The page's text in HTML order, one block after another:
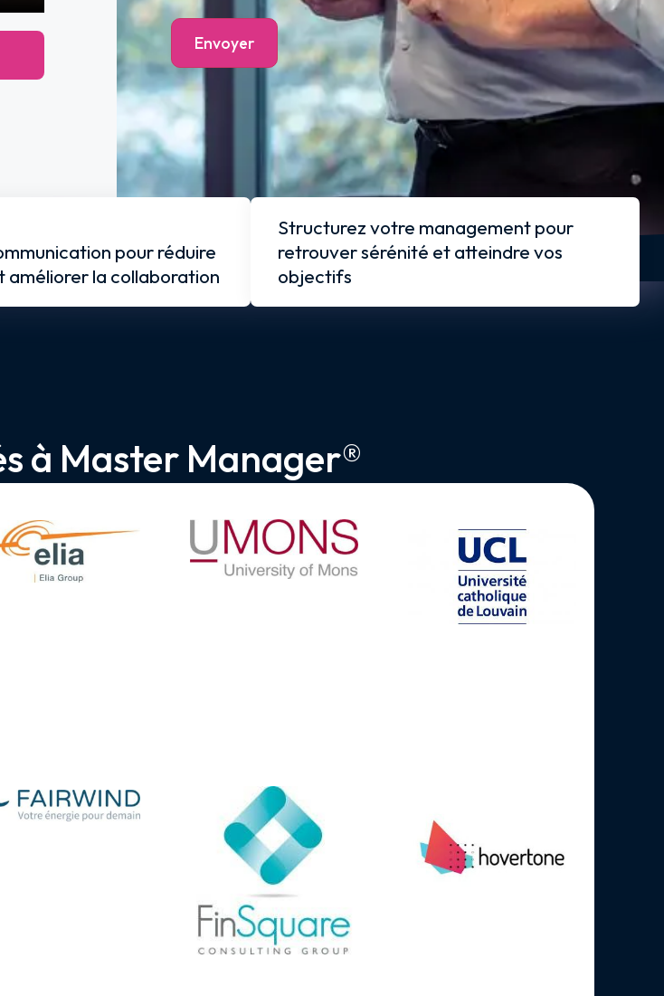
Envoyer
pour réduire
améliorer la collaboration
Structurez votre management pour
retrouver sérénité et atteindre vos
objectifs
à Master Manager®